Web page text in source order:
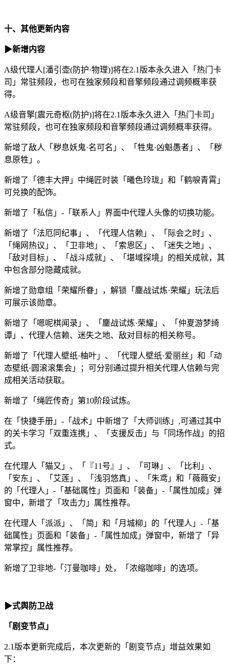
十、其他更新内容
▶新增内容
A级代理人[潘引壶(防护·物理)]将在2.1版本永久进入「热门卡
司」常驻频段，也可在独家频段和音擎频段通过调频概率获
得。
A级音擎[震元奇枢(防护)]将在2.1版本永久进入「热门卡司」
常驻频段，也可在独家频段和音擎频段通过调频概率获得。
新增了敌人「秽息妖鬼·名可名」、「牲鬼·凶魁愚者」、「秽
息原牲」。
新增了「德丰大押」中绳匠时装「曦色玲珑」和「鹤唳青霄」
可兑换的配饰。
新增了「私信」-「联系人」界面中代理人头像的切换功能。
新增了「法厄同纪事」、「代理人信赖」、「际会之时」、
「绳网热议」、「卫非地」、「索恩区」、「迷失之地」、
「敌对目标」、「战斗成就」、「堪域探境」的相关成就，其
中包含部分隐藏成就。
新增了勋章组「荣耀所眷」，解锁「鏖战试炼·荣耀」玩法后
可展示该勋章。
新增了「嗯呢棋闻录」、「鏖战试炼·荣耀」、「仲夏游梦绮
谭」、代理人信赖、迷失之地、敌对目标的相关称号。
新增了「代理人壁纸·柚叶」、「代理人壁纸·爱丽丝」和「动
态壁纸·圆滚滚集会」；可分别通过提升相关代理人信赖与完
成相关活动获取。
新增了「绳匠传奇」第10阶段试炼。
在「快捷手册」-「战术」中新增了「大师训练」,可通过其中
的关卡学习「双重连携」、「支援反击」与「同场作战」的招
式。
在代理人「猫又」、「『11号』」、「可琳」、「比利」、
「安东」、「艾莲」、「浅羽悠真」、「朱鸢」和「薇薇安」
的「代理人」-「基础属性」页面和「装备」-「属性加成」弹
窗中，新增了「攻击力」属性推荐。
在代理人「派派」、「简」和「月城柳」的「代理人」-「基
础属性」页面和「装备」-「属性加成」弹窗中，新增了「异
常掌控」属性推荐。
新增了卫非地-「汀曼咖啡」处，「浓缩咖啡」的选项。
▶式舆防卫战
「剧变节点」
2.1版本更新完成后，本次更新的「剧变节点」增益效果如
下：